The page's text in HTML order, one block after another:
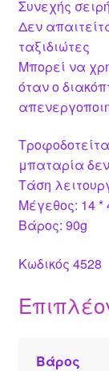
Συνεχής
Δεν
ταξιδιώτες
Μπορεί να
όταν ο
μπαταρία
Τάση
Μέγεθος: 14 *
Βάρος: 90g
Κωδικός 4528
Βάρος